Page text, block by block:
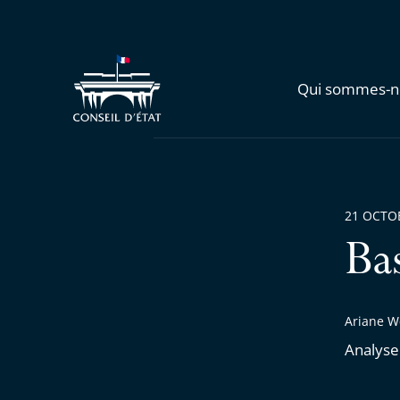
Qui sommes-
Ariane
21